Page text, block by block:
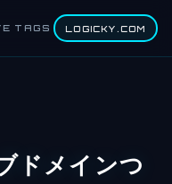
TAGS LOGICKY.COM
ドメインつ